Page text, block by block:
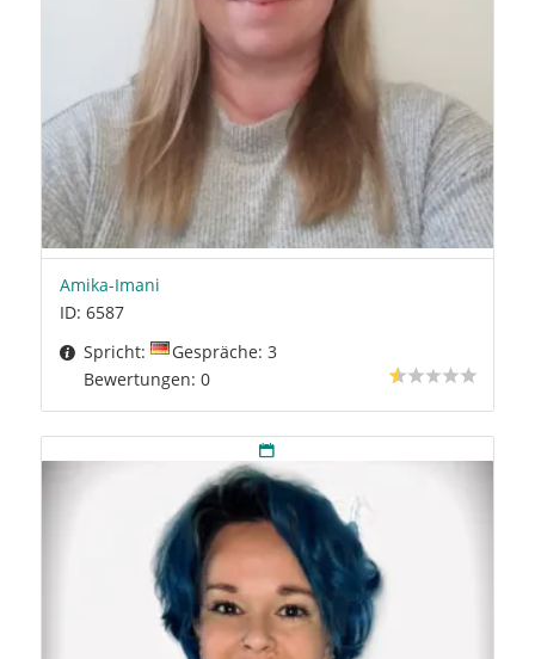
Amika-Imani
ID: 6587
Spricht:
Gespräche: 3
Bewertungen: 0